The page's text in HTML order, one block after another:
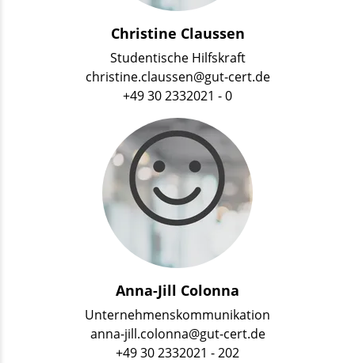
Christine Claussen
Studentische Hilfskraft
christine.claussen@gut-cert.de
+49 30 2332021 - 0
Anna-Jill Colonna
Unternehmenskommunikation
anna-jill.colonna@gut-cert.de
+49 30 2332021 - 202